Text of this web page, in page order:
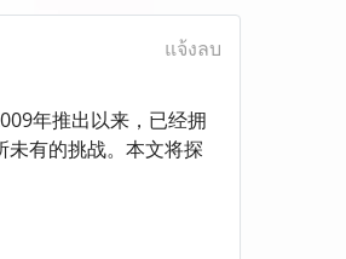
แจ้งลบ
年推出以来，已经拥
有的挑战。本文将探